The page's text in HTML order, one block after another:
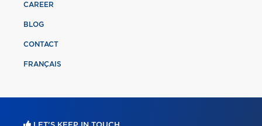
CAREER
BLOG
CONTACT
FRANÇAIS